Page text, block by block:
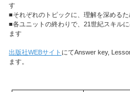
す
■それぞれのトピックに、理解を深める
■各ユニットの終わりで、21世紀スキル
ます
出版社WEBサイト にてAnswer key,
ます。